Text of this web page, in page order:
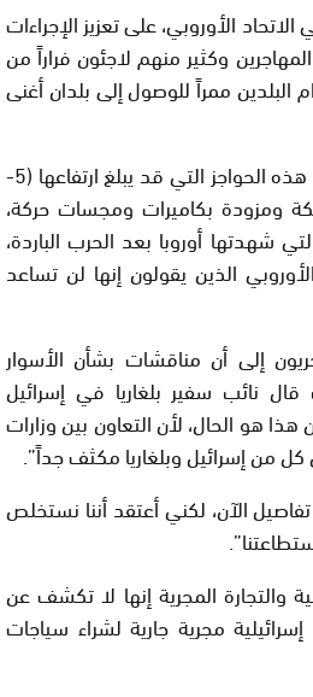
الأوروبي، على تعزيز الإجراءات
وكثير منهم لاجئون فراراً من
ممراً للوصول إلى بلدان أغنى
غير أن التحركات لإقامة مثل هذه الحواجز التي قد يبلغ ارتفاعها (5-
ومزودة بكاميرات ومجسات حركة،
شهدتها أوروبا بعد الحرب الباردة،
الذين يقولون إنها لن تساعد
إلى أن مناقشات بشأن الأسوار
نائب سفير بلغاريا في إسرائيل
هو الحال، لأن التعاون بين وزارات
من إسرائيل وبلغاريا مكثف جداً”.
الآن، لكني أعتقد أننا نستخلص
والتجارة المجرية إنها لا تكشف عن
مجرية جارية لشراء سياجات